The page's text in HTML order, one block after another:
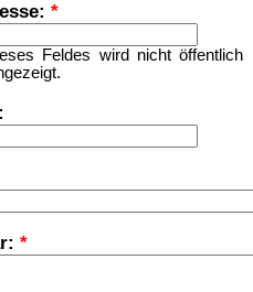
*
Feldes wird nicht öffentlich
*